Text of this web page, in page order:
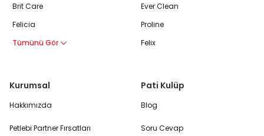
Brit Care
Felicia
Tümünü Gör
Ever Clean
Proline
Felix
Kurumsal
Hakkımızda
Petlebi Partner Fırsatları
Pati Kulüp
Blog
Soru Cevap